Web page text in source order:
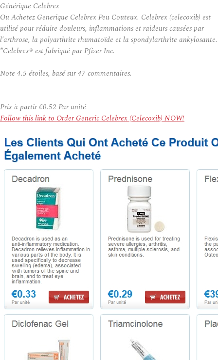
Générique Celebrex
Ou Achetez Generique Celebrex Peu Couteux. Celebrex (celecoxib) est
utilisé pour réduire douleurs, inflammations et raideurs causées par
l’arthrose, la polyarthrite rhumatoïde et la spondylarthrite ankylosante.
*Celebrex® est fabriqué par Pfizer Inc.
Note 4.5 étoiles, basé sur47commentaires.
Prix à partir€0.52 Par unité
Follow this link to Order Generic Celebrex (Celecoxib) NOW!